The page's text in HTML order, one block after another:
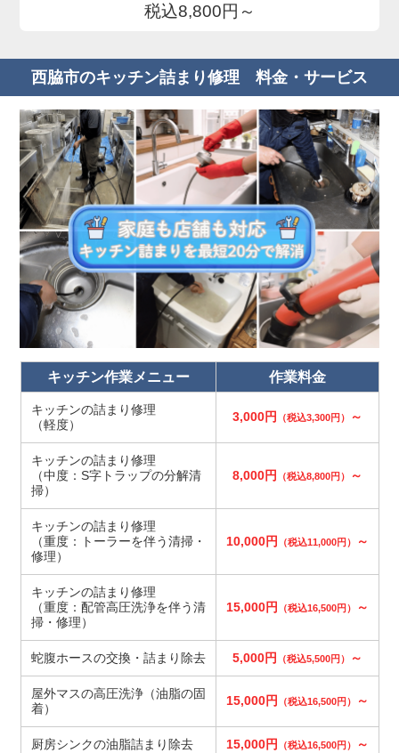
税込8,800円～
西脇市のキッチン詰まり修理 料金・サービス
キッチン作業メニュー 作業料金
キッチンの詰まり修理
（軽度）
3,000円 （税込3,300円） ～
キッチンの詰まり修理
（中度：S字トラップの分解清
掃）
8,000円 （税込8,800円） ～
キッチンの詰まり修理
（重度：トーラーを伴う清掃・
修理）
10,000円 （税込11,000円） ～
キッチンの詰まり修理
（重度：配管高圧洗浄を伴う清
掃・修理）
15,000円 （税込16,500円） ～
蛇腹ホースの交換・詰まり除去 5,000円 （税込5,500円） ～
屋外マスの高圧洗浄（油脂の固
着）
15,000円 （税込16,500円） ～
厨房シンクの油脂詰まり除去 15,000円 （税込16,500円） ～